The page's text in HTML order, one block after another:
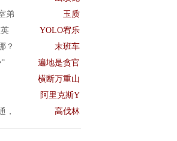
弟 玉质
YOLO宥乐
？ 末班车
遍地是贪官
横断万重山
阿里克斯Y
， 高伐林